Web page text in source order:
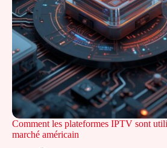
Comment les plateformes IPTV sont
marché américain